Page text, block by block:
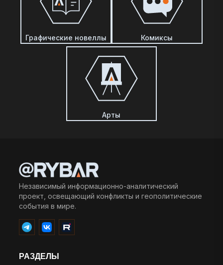
Графические новеллы Комиксы
Арты
Независимый информационно-аналитический
проект, освещающий конфликты и геополитические
события в мире.
РАЗДЕЛЫ